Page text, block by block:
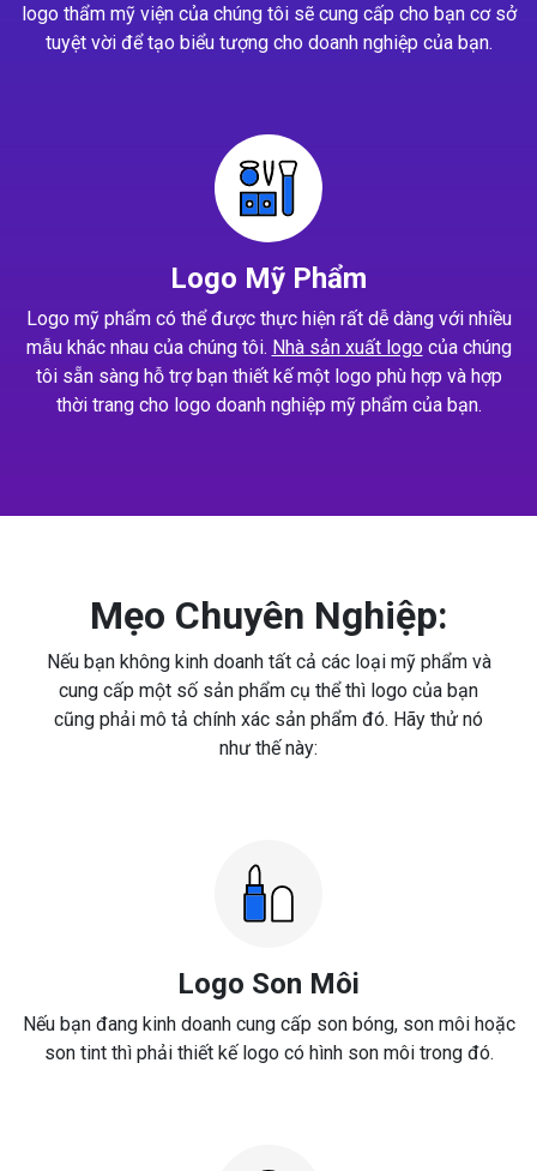
logo thẩm mỹ viện của chúng tôi sẽ cung cấp cho bạn cơ sở
tuyệt vời để tạo biểu tượng cho doanh nghiệp của bạn.
Logo Mỹ Phẩm
Logo mỹ phẩm có thể được thực hiện rất dễ dàng với nhiều
mẫu khác nhau của chúng tôi. Nhà sản xuất logocủa chúng
tôi sẵn sàng hỗ trợ bạn thiết kế một logo phù hợp và hợp
thời trang cho logo doanh nghiệp mỹ phẩm của bạn.
Mẹo Chuyên Nghiệp:
Nếu bạn không kinh doanh tất cả các loại mỹ phẩm và
cung cấp một số sản phẩm cụ thể thì logo của bạn
cũng phải mô tả chính xác sản phẩm đó. Hãy thử nó
như thế này:
Logo Son Môi
Nếu bạn đang kinh doanh cung cấp son bóng, son môi hoặc
son tint thì phải thiết kế logo có hình son môi trong đó.